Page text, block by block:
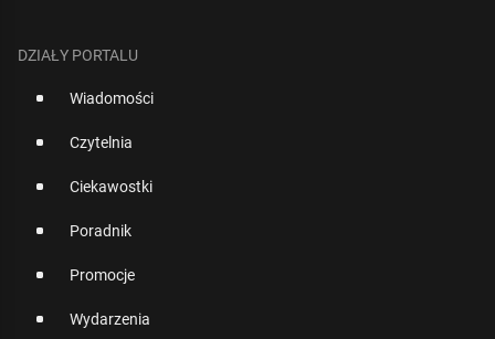
DZIAŁY PORTALU
Wiadomości
Czytelnia
Ciekawostki
Poradnik
Promocje
Wydarzenia